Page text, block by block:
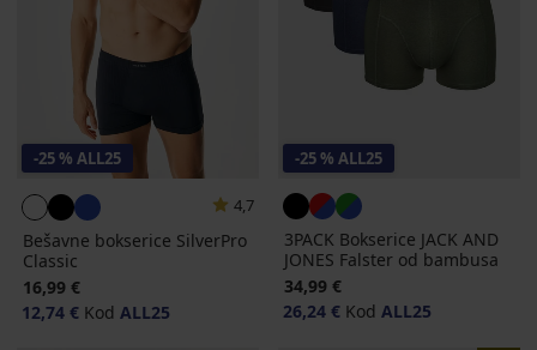
-25 % ALL25
4,7
Bešavne bokserice SilverPro
Classic
16,99 €
12,74 € Kod ALL25
-25 % ALL25
3PACK Bokserice JACK AND
JONES Falster od bambusa
34,99 €
26,24 € Kod ALL25